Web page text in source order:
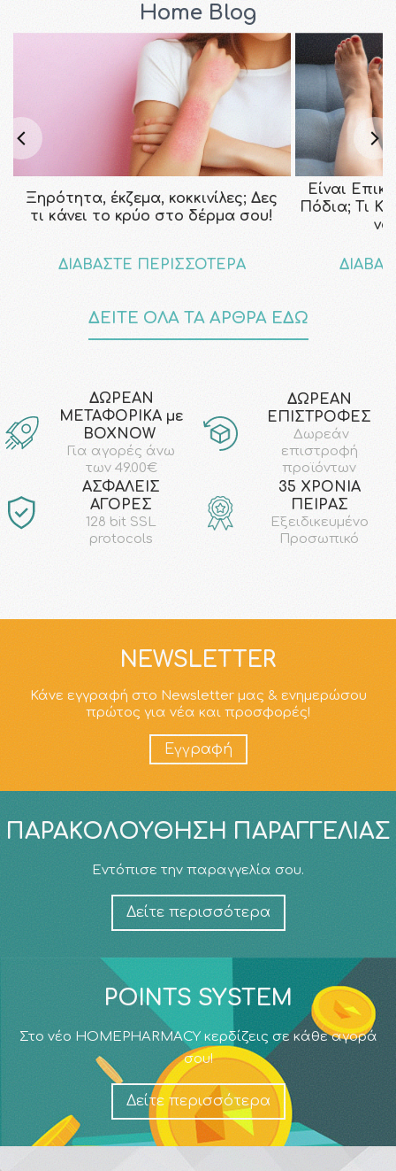
Home Blog
Ξηρότητα, έκζεμα, κοκκινίλες; Δες
τι κάνει το κρύο στο δέρμα σου!
ΔΙΑΒΑΣΤΕ ΠΕΡΙΣΣΟΤΕΡΑ
Είναι
Πόδια; Τι
να
ΔΕΙΤΕ ΟΛΑ ΤΑ ΑΡΘΡΑ ΕΔΩ
ΔΩΡΕΑΝ
ΜΕΤΑΦΟΡΙΚΑ με
ΒΟΧΝΟW
Για αγορές άνω
των 49.00€
ΔΩΡΕΑΝ
ΕΠΙΣΤΡΟΦΕΣ
Δωρεάν
επιστροφή
προϊόντων
AΣΦΑΛΕΙΣ
ΑΓΟΡΕΣ
128 bit SSL
protocols
35 ΧΡΟΝΙΑ
ΠΕΙΡΑΣ
Εξειδικευμένο
Προσωπικό
NEWSLETTER
Κάνε εγγραφή στο Newsletter μας & ενημερώσου
πρώτος για νέα και προσφορές!
Εγγραφή
ΠΑΡΑΚΟΛΟΎΘΗΣΗ ΠΑΡΑΓΓΕΛΊΑΣ
Εντόπισε την παραγγελία σου.
Δείτε περισσότερα
POINTS SYSTEM
Στο νέο HOMEPHARMACY κερδίζεις σε κάθε αγορά
σου!
Δείτε περισσότερα